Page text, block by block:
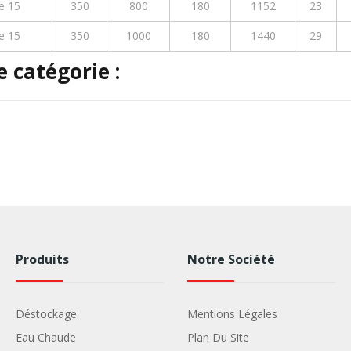
15 350 800 180 1152
23
15
350 1000 180 1440 29
catégorie :
Produits
Déstockage
Eau Chaude
Notre Société
Mentions Légales
Plan Du Site